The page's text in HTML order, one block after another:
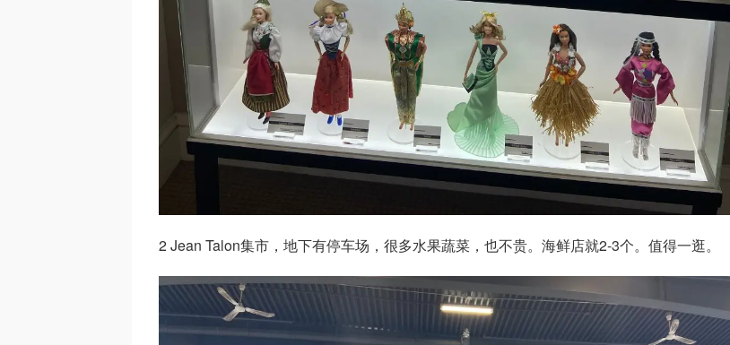
2 Jean Talon集市，地下有停车场，很多水果蔬菜，也不贵。海鲜店就2-3个。值得一逛。